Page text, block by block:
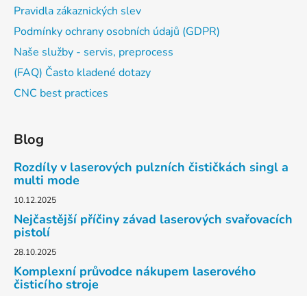
Pravidla zákaznických slev
Podmínky ochrany osobních údajů (GDPR)
Naše služby - servis, preprocess
(FAQ) Často kladené dotazy
CNC best practices
Blog
Rozdíly v laserových pulzních čističkách singl a
multi mode
10.12.2025
Nejčastější příčiny závad laserových svařovacích
pistolí
28.10.2025
Komplexní průvodce nákupem laserového
čisticího stroje